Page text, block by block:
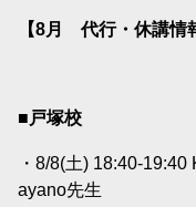
【8月 代行・休講情
■戸塚校
・8/8(土) 18:40-
ayano先生